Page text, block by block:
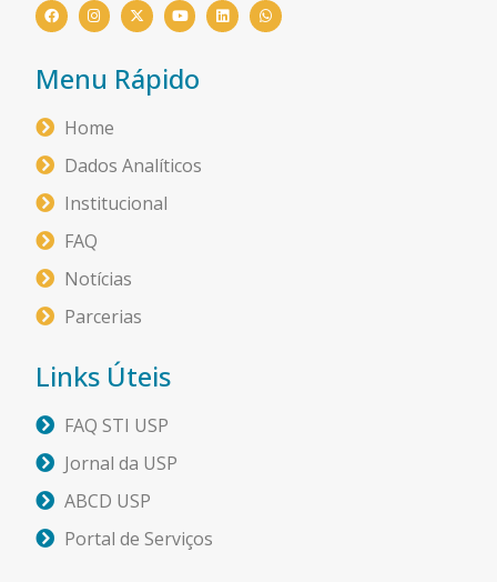
Menu Rápido
Home
Dados Analíticos
Institucional
FAQ
Notícias
Parcerias
Links Úteis
FAQ STI USP
Jornal da USP
ABCD USP
Portal de Serviços